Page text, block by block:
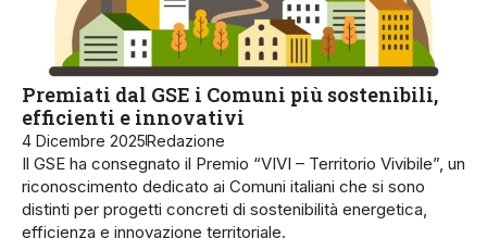
Premiati dal GSE i Comuni più sostenibili,
efficienti e innovativi
4 Dicembre 2025Redazione
Il GSE ha consegnato il Premio “VIVI – Territorio Vivibile”, un
riconoscimento dedicato ai Comuni italiani che si sono
distinti per progetti concreti di sostenibilità energetica,
efficienza e innovazione territoriale.